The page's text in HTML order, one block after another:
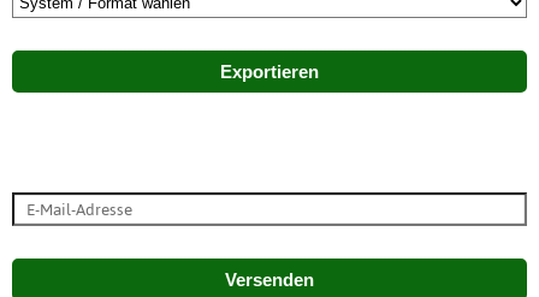
Exportieren
Versenden